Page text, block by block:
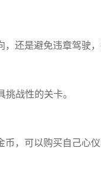
还是避免违章驾驶，
战性的关卡。
，可以购买自己心仪